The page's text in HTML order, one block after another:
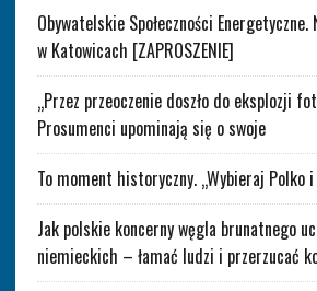
Obywatelskie Społeczności
w Katowicach [ZAPROSZENIE]
„Przez przeoczenie doszło do eksplozji
Prosumenci upominają się o swoje
To moment historyczny. „Wybieraj Polko i
Jak polskie koncerny węgla brunatnego
niemieckich – łamać ludzi i przerzucać